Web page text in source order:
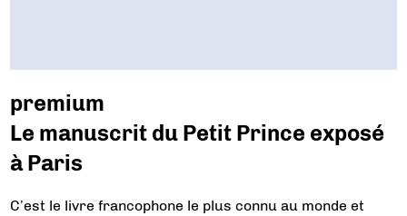
premium
Le manuscrit du Petit Prince exposé
à Paris
C’est le livre francophone le plus connu au monde et